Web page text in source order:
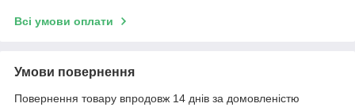
Всі умови оплати
Умови повернення
Повернення товару впродовж 14 днів за домовленістю